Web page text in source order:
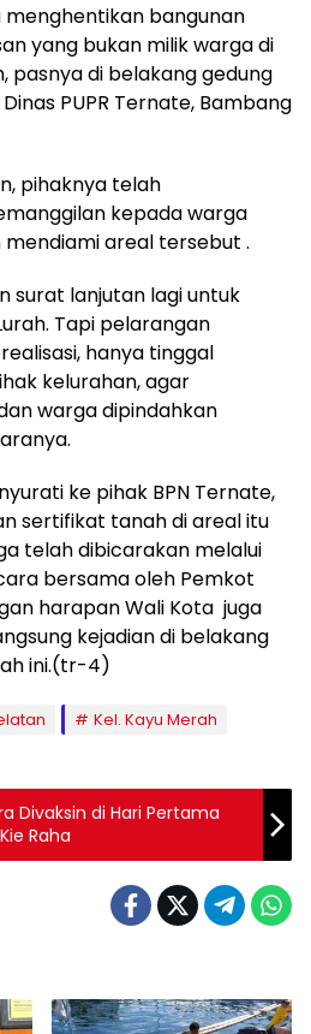
menghentikan bangunan
yang bukan milik warga di
pasnya di belakang gedung
PUPR Ternate, Bambang
pihaknya telah
kepada warga
areal tersebut .
surat lanjutan lagi untuk
Tapi pelarangan
hanya tinggal
kelurahan, agar
warga dipindahkan
ke pihak BPN Ternate,
sertifikat tanah di areal itu
telah dibicarakan melalui
bersama oleh Pemkot
harapan Wali Kota juga
kejadian di belakang
ini.(tr-4)
Kel. Kayu Merah
Divaksin di Hari Pertama
Raha